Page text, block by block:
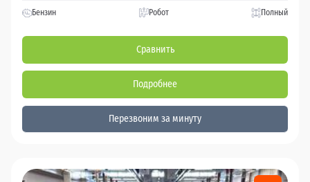
Бензин Робот Полный
Сравнить
Подробнее
Перезвоним за минуту